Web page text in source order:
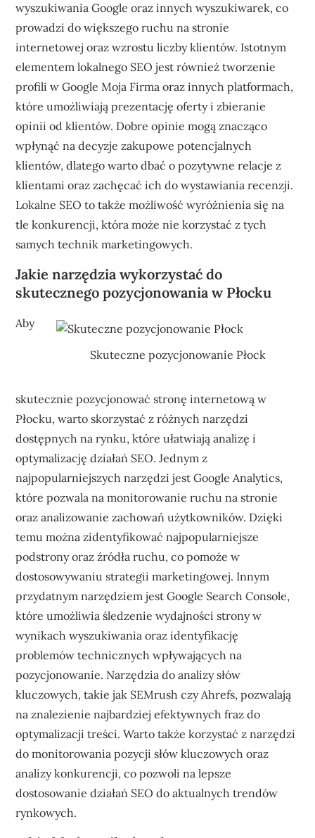
wyszukiwania Google oraz innych wyszukiwarek, co
prowadzi do większego ruchu na stronie
internetowej oraz wzrostu liczby klientów. Istotnym
elementem lokalnego SEO jest również tworzenie
profili w Google Moja Firma oraz innych platformach,
które umożliwiają prezentację oferty i zbieranie
opinii od klientów. Dobre opinie mogą znacząco
wpłynąć na decyzje zakupowe potencjalnych
klientów, dlatego warto dbać o pozytywne relacje z
klientami oraz zachęcać ich do wystawiania recenzji.
Lokalne SEO to także możliwość wyróżnienia się na
tle konkurencji, która może nie korzystać z tych
samych technik marketingowych.
Jakie narzędzia wykorzystać do
skutecznego pozycjonowania w Płocku
Skuteczne pozycjonowanie Płock
Aby
skutecznie pozycjonować stronę internetową w
Płocku, warto skorzystać z różnych narzędzi
dostępnych na rynku, które ułatwiają analizę i
optymalizację działań SEO. Jednym z
najpopularniejszych narzędzi jest Google Analytics,
które pozwala na monitorowanie ruchu na stronie
oraz analizowanie zachowań użytkowników. Dzięki
temu można zidentyfikować najpopularniejsze
podstrony oraz źródła ruchu, co pomoże w
dostosowywaniu strategii marketingowej. Innym
przydatnym narzędziem jest Google Search Console,
które umożliwia śledzenie wydajności strony w
wynikach wyszukiwania oraz identyfikację
problemów technicznych wpływających na
pozycjonowanie. Narzędzia do analizy słów
kluczowych, takie jak SEMrush czy Ahrefs, pozwalają
na znalezienie najbardziej efektywnych fraz do
optymalizacji treści. Warto także korzystać z narzędzi
do monitorowania pozycji słów kluczowych oraz
analizy konkurencji, co pozwoli na lepsze
dostosowanie działań SEO do aktualnych trendów
rynkowych.